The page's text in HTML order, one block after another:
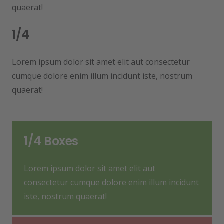
quaerat!
1/4
Lorem ipsum dolor sit amet elit aut consectetur
cumque dolore enim illum incidunt iste, nostrum
quaerat!
1/4 Boxes
Lorem ipsum dolor sit amet elit aut
consectetur cumque dolore enim illum incidunt
iste, nostrum quaerat!